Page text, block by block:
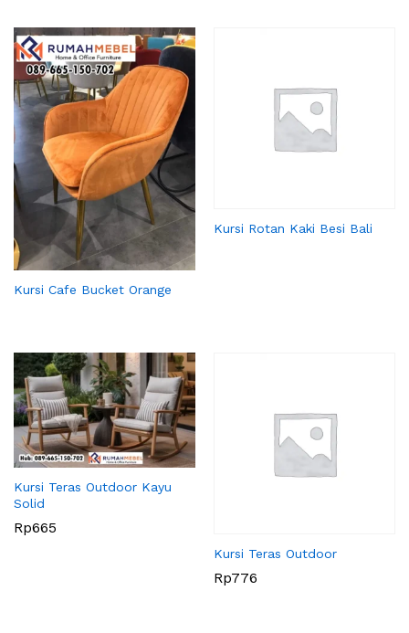
Kursi Cafe Bucket Orange
Kursi Rotan Kaki Besi Bali
Kursi Teras Outdoor Kayu
Solid
Rp665
Kursi Teras Outdoor
Rp776